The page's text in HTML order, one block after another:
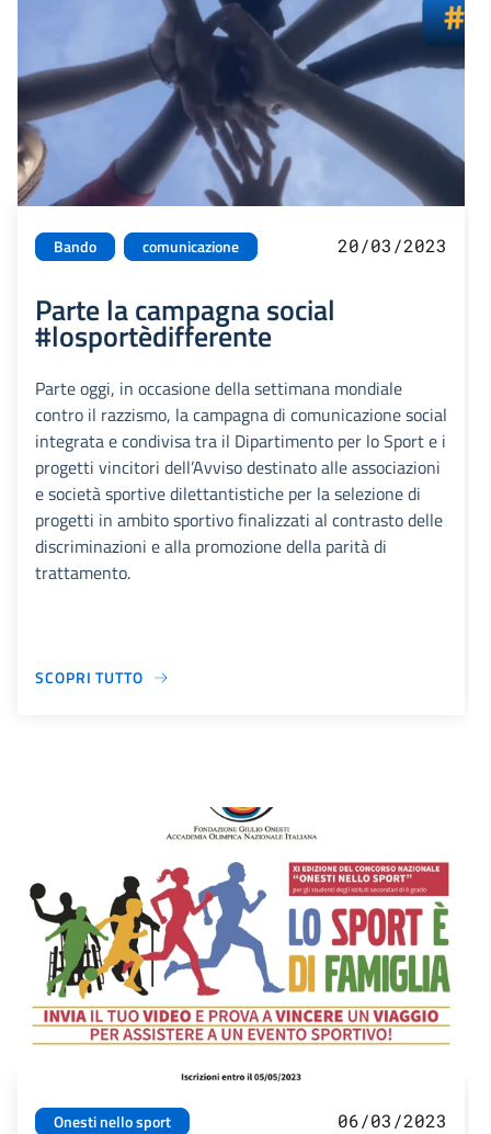
Bando comunicazione 20/03/2023
Parte la campagna social
#losportèdifferente
Parte oggi, in occasione della settimana mondiale
contro il razzismo, la campagna di comunicazione social
integrata e condivisa tra il Dipartimento per lo Sport e i
progetti vincitori dell’Avviso destinato alle associazioni
e società sportive dilettantistiche per la selezione di
progetti in ambito sportivo finalizzati al contrasto delle
discriminazioni e alla promozione della parità di
trattamento.
SCOPRI TUTTO
Onesti nello sport 06/03/2023